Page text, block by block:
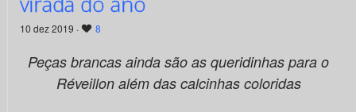
10 dez 2019 · 8
Peças brancas ainda são as queridinhas para o
Réveillon além das calcinhas coloridas